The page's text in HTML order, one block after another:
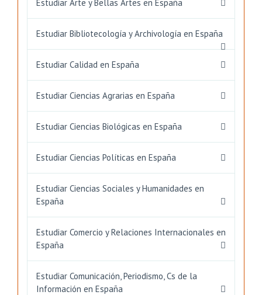
Estudiar Arte y Bellas Artes en España
Estudiar Bibliotecología y Archivología en España
Estudiar Calidad en España
Estudiar Ciencias Agrarias en España
Estudiar Ciencias Biológicas en España
Estudiar Ciencias Políticas en España
Estudiar Ciencias Sociales y Humanidades en
España
Estudiar Comercio y Relaciones Internacionales en
España
Estudiar Comunicación, Periodismo, Cs de la
Información en España